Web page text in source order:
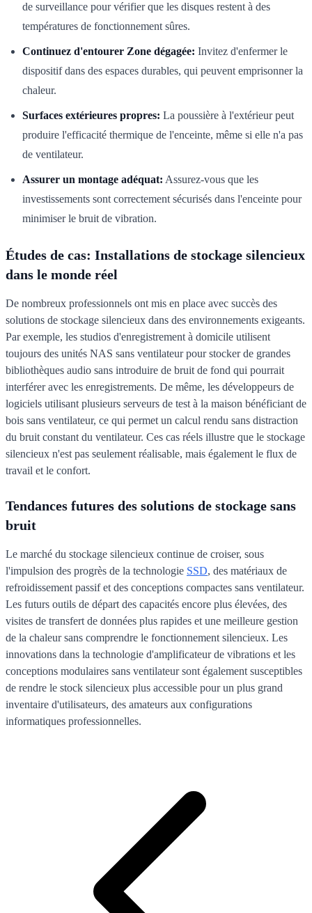
de surveillance pour vérifier que les disques restent à des
températures de fonctionnement sûres.
Continuez d'entourer Zone dégagée: Invitez d'enfermer le
dispositif dans des espaces durables, qui peuvent emprisonner la
chaleur.
Surfaces extérieures propres: La poussière à l'extérieur peut
produire l'efficacité thermique de l'enceinte, même si elle n'a pas
de ventilateur.
Assurer un montage adéquat: Assurez-vous que les
investissements sont correctement sécurisés dans l'enceinte pour
minimiser le bruit de vibration.
Études de cas: Installations de stockage silencieux
dans le monde réel
De nombreux professionnels ont mis en place avec succès des
solutions de stockage silencieux dans des environnements exigeants.
Par exemple, les studios d'enregistrement à domicile utilisent
toujours des unités NAS sans ventilateur pour stocker de grandes
bibliothèques audio sans introduire de bruit de fond qui pourrait
interférer avec les enregistrements. De même, les développeurs de
logiciels utilisant plusieurs serveurs de test à la maison bénéficiant de
bois sans ventilateur, ce qui permet un calcul rendu sans distraction
du bruit constant du ventilateur. Ces cas réels illustre que le stockage
silencieux n'est pas seulement réalisable, mais également le flux de
travail et le confort.
Tendances futures des solutions de stockage sans
bruit
Le marché du stockage silencieux continue de croiser, sous
l'impulsion des progrès de la technologie SSD, des matériaux de
refroidissement passif et des conceptions compactes sans ventilateur.
Les futurs outils de départ des capacités encore plus élevées, des
visites de transfert de données plus rapides et une meilleure gestion
de la chaleur sans comprendre le fonctionnement silencieux. Les
innovations dans la technologie d'amplificateur de vibrations et les
conceptions modulaires sans ventilateur sont également susceptibles
de rendre le stock silencieux plus accessible pour un plus grand
inventaire d'utilisateurs, des amateurs aux configurations
informatiques professionnelles.